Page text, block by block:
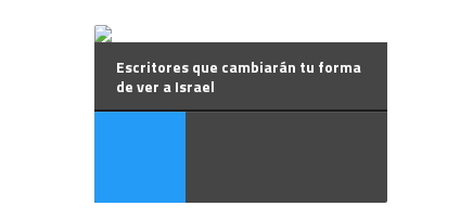
Escritores que cambiarán tu forma
de ver a Israel